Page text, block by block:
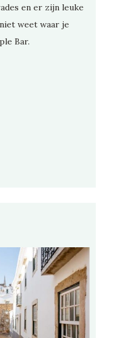
en er zijn leuke
weet waar je
Bar.